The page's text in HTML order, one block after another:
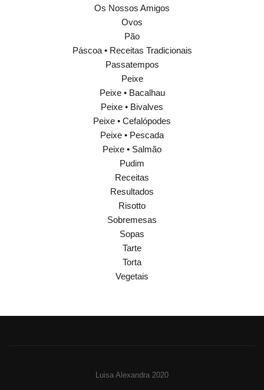
Os Nossos Amigos
Ovos
Pão
Páscoa • Receitas Tradicionais
Passatempos
Peixe
Peixe • Bacalhau
Peixe • Bivalves
Peixe • Cefalópodes
Peixe • Pescada
Peixe • Salmão
Pudim
Receitas
Resultados
Risotto
Sobremesas
Sopas
Tarte
Torta
Vegetais
Luisa Alexandra 2020